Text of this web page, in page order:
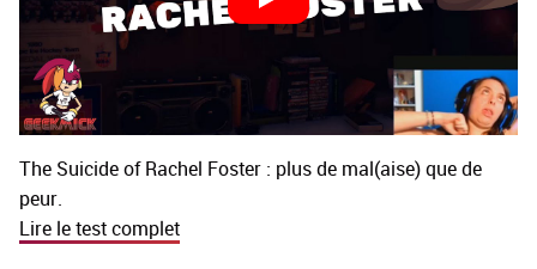
The Suicide of Rachel Foster : plus de mal(aise) que de
peur.
Lire le test complet